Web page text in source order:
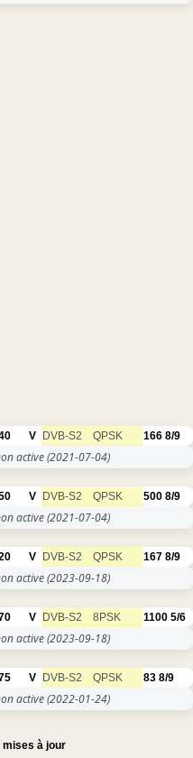
V DVB-S2 QPSK 166 8/9
active(2021-07-04)
V DVB-S2 QPSK 500 8/9
active(2021-07-04)
V DVB-S2 QPSK 167 8/9
active(2023-09-18)
V DVB-S2 8PSK 1100 5/6
active(2023-09-18)
V DVB-S2 QPSK 83 8/9
active(2022-01-24)
à jour